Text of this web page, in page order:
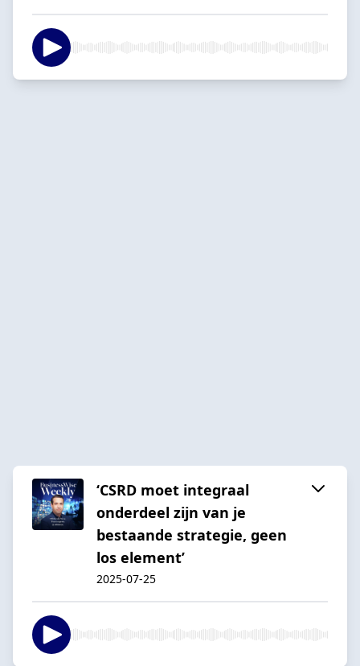
‘CSRD moet integraal
onderdeel zijn van je
bestaande strategie, geen
los element’
2025-07-25